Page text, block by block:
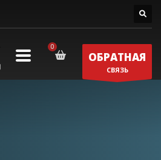
ОБРАТНАЯ
СВЯЗЬ